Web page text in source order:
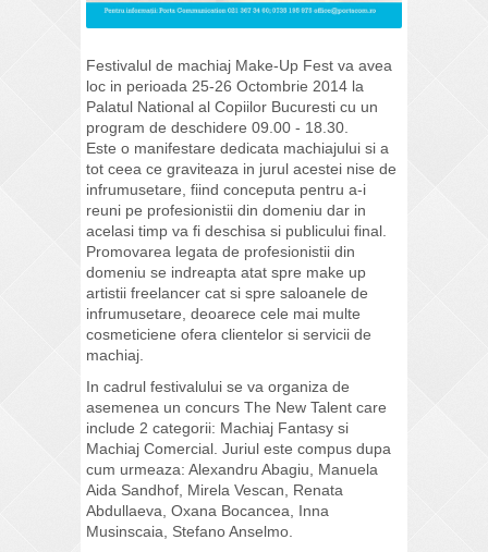
Festivalul de machiaj Make-Up Fest va avea
loc in perioada 25-26 Octombrie 2014 la
Palatul National al Copiilor Bucuresti cu un
program de deschidere 09.00 - 18.30.
Este o manifestare dedicata machiajului si a
tot ceea ce graviteaza in jurul acestei nise de
infrumusetare, fiind conceputa pentru a-i
reuni pe profesionistii din domeniu dar in
acelasi timp va fi deschisa si publicului final.
Promovarea legata de profesionistii din
domeniu se indreapta atat spre make up
artistii freelancer cat si spre saloanele de
infrumusetare, deoarece cele mai multe
cosmeticiene ofera clientelor si servicii de
machiaj.
In cadrul festivalului se va organiza de
asemenea un concurs The New Talent care
include 2 categorii: Machiaj Fantasy si
Machiaj Comercial. Juriul este compus dupa
cum urmeaza: Alexandru Abagiu, Manuela
Aida Sandhof, Mirela Vescan, Renata
Abdullaeva, Oxana Bocancea, Inna
Musinscaia, Stefano Anselmo.